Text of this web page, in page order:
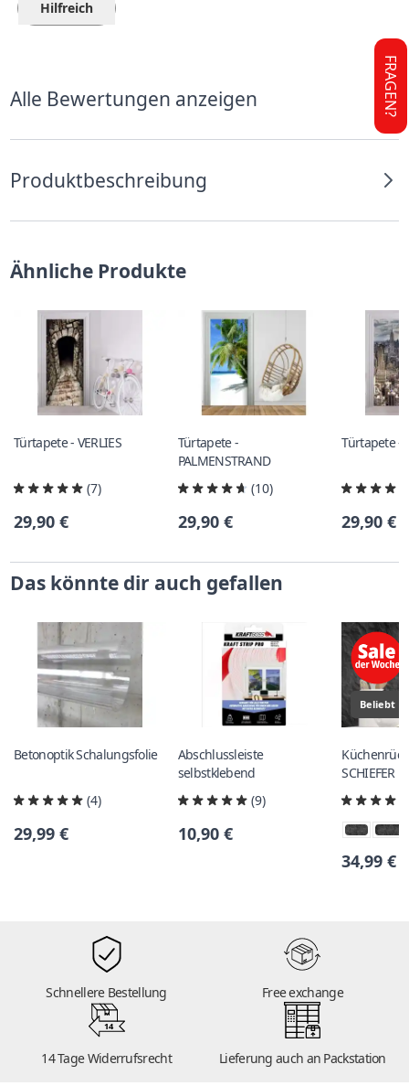
Hilfreich
Alle Bewertungen anzeigen
Produktbeschreibung
Ähnliche Produkte
Türtapete - VERLIES
(7)
29,90 €
Türtapete -
PALMENSTRAND
(10)
29,90 €
Türtapete -
29,90 €
Das könnte dir auch gefallen
Betonoptik Schalungsfolie
(4)
29,99 €
Abschlussleiste
selbstklebend
(9)
10,90 €
Beliebt
SCHIEFER
34,99 €
Schnellere Bestellung Free exchange
14
14 Tage Widerrufsrecht Lieferung auch an Packstation
FRAGEN?